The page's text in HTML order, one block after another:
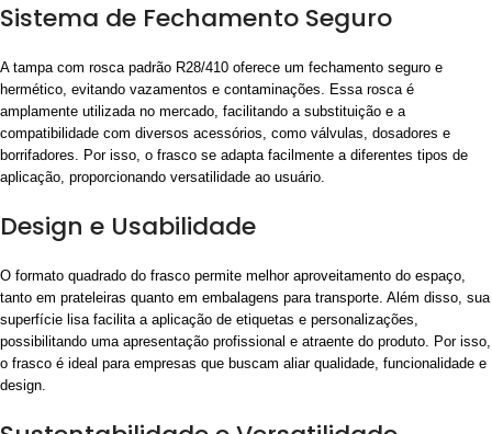
Sistema de Fechamento Seguro
A tampa com rosca padrão R28/410 oferece um fechamento seguro e
hermético, evitando vazamentos e contaminações. Essa rosca é
amplamente utilizada no mercado, facilitando a substituição e a
compatibilidade com diversos acessórios, como válvulas, dosadores e
borrifadores. Por isso, o frasco se adapta facilmente a diferentes tipos de
aplicação, proporcionando versatilidade ao usuário.
Design e Usabilidade
O formato quadrado do frasco permite melhor aproveitamento do espaço,
tanto em prateleiras quanto em embalagens para transporte. Além disso, sua
superfície lisa facilita a aplicação de etiquetas e personalizações,
possibilitando uma apresentação profissional e atraente do produto. Por isso,
o frasco é ideal para empresas que buscam aliar qualidade, funcionalidade e
design.